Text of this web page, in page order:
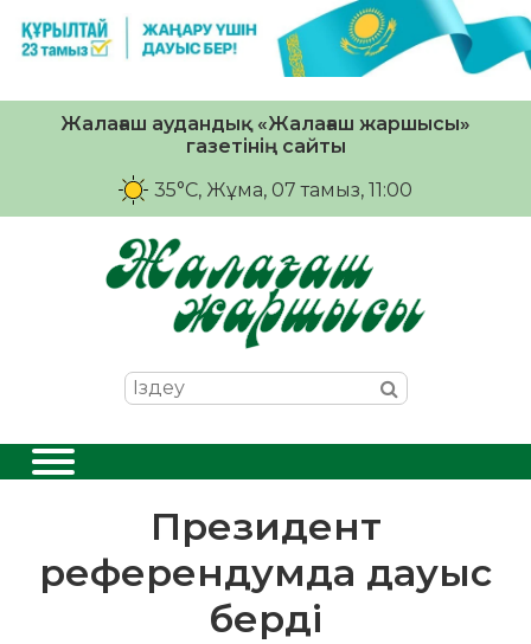
Жалағаш аудандық «Жалағаш жаршысы»
газетінің сайты
35°C, Жұма, 07 тамыз, 11:00
Президент
референдумда дауыс
берді